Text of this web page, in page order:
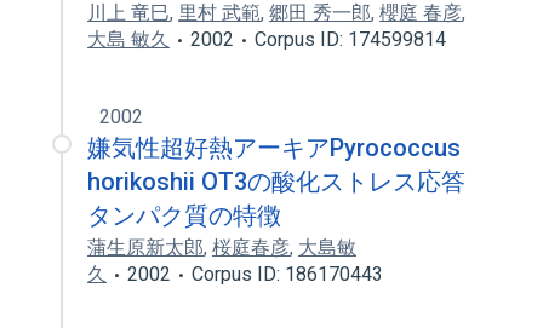
川上 竜巳, 里村 武範, 郷田 秀一郎, 櫻庭 春彦,
大島 敏久
2002 Corpus ID: 174599814
2002
嫌気性超好熱アーキアPyrococcus
horikoshii OT3の酸化ストレス応答
タンパク質の特徴
蒲生原新太郎, 桜庭春彦, 大島敏
久
2002 Corpus ID: 186170443